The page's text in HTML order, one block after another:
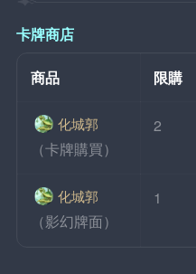
卡牌商店
商品 限購
化城郭
（卡牌購買）
2
化城郭
（影幻牌面）
1